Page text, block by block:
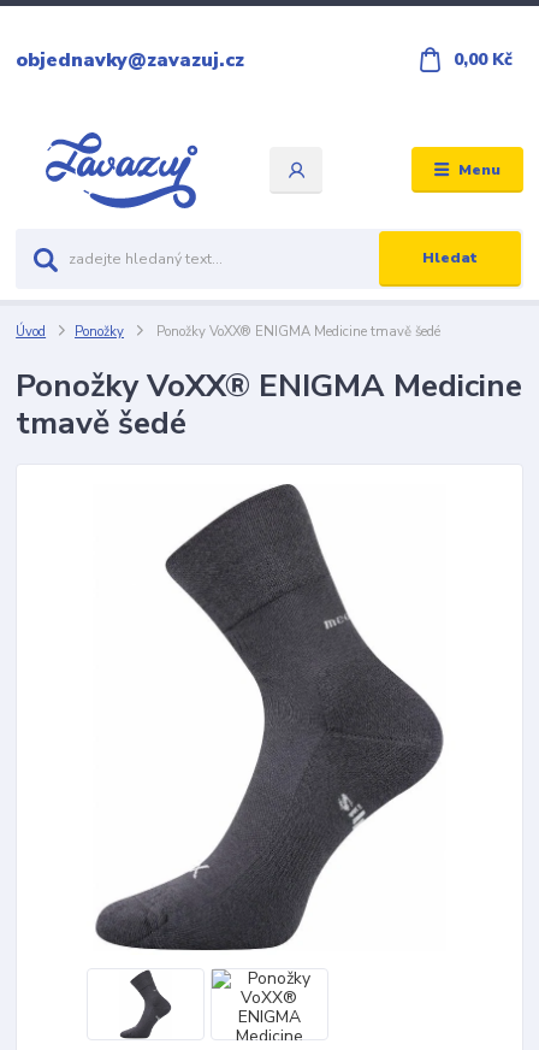
Menu
Hledat
objednavky@zavazuj.cz 0,00 Kč
Úvod Ponožky Ponožky VoXX® ENIGMA Medicine tmavě šedé
Ponožky VoXX® ENIGMA Medicine
tmavě šedé